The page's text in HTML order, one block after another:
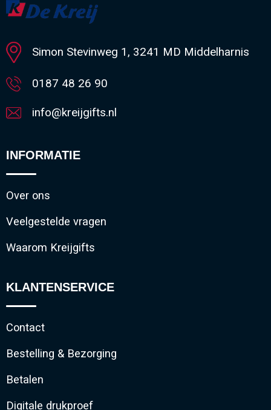
Minimale afname: 1
Simon Stevinweg 1, 3241 MD Middelharnis
0187 48 26 90
info@kreijgifts.nl
INFORMATIE
Over ons
Veelgestelde vragen
Waarom Kreijgifts
KLANTENSERVICE
Contact
Bestelling & Bezorging
Betalen
Digitale drukproef